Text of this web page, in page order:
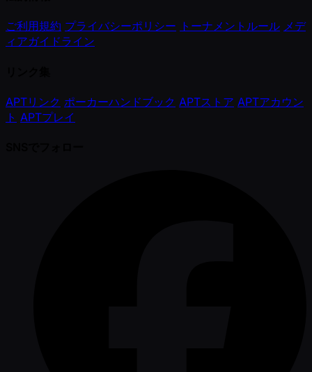
ご利用規約 プライバシーポリシー トーナメントルール メデ
ィアガイドライン
APTリンク ポーカーハンドブック APTストア APTアカウン
ト APTプレイ